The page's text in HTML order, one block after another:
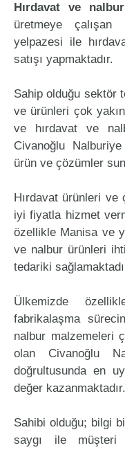
Hırdavat ve nalbur
üretmeye
yelpazesi ile
satışı yapmaktadır.
Sahip olduğu sektör
ve ürünleri çok
ve hırdavat ve
Civanoğlu
ürün ve çözümler
Hırdavat ürünleri
iyi fiyatla hizmet
özellikle Manisa ve
ve nalbur ürünleri
tedariki
Ülkemizde
fabrikalaşma
nalbur malzemeleri
olan Civanoğlu
doğrultusunda en
değer kazanmaktadır.
Sahibi olduğu; bilgi
saygı ile müşteri